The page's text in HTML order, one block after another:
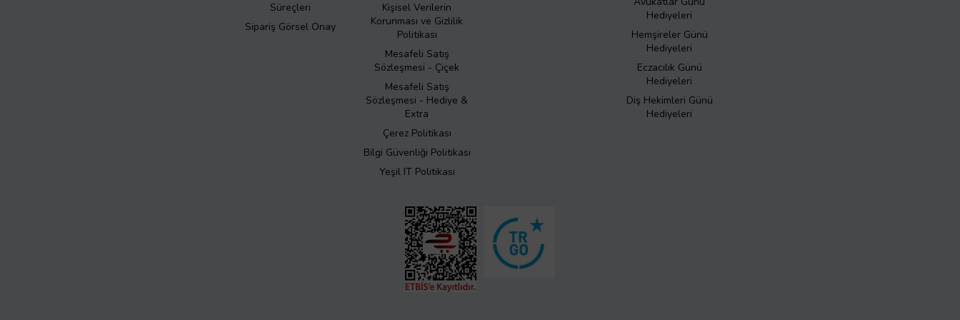
Süreçleri
Sipariş Görsel Onay
Kişisel Verilerin
Korunması ve Gizlilik
Politikası
Mesafeli Satış
Sözleşmesi - Çiçek
Mesafeli Satış
Sözleşmesi - Hediye &
Extra
Çerez Politikası
Bilgi Güvenliği Politikası
Yeşil IT Politikası
Hediyeleri
Hemşireler Günü
Hediyeleri
Eczacılık Günü
Hediyeleri
Diş Hekimleri Günü
Hediyeleri